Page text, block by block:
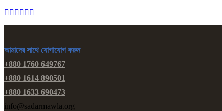
আমাদের সাথে যোগাযোগ করুন
+880 1760 649767
+880 1614 890501
+880 1633 690473
info@sadarmawla.org